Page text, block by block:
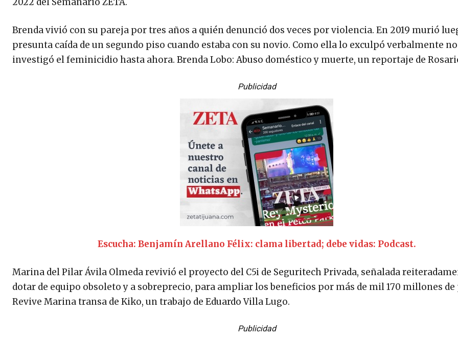
2022 del Semanario ZETA.
Brenda vivió con su pareja por tres años a quién denunció dos veces por violencia. En 2019 murió
presunta caída de un segundo piso cuando estaba con su novio. Como ella lo exculpó verbalmente
investigó el feminicidio hasta ahora. Brenda Lobo: Abuso doméstico y muerte, un reportaje de
Publicidad
Escucha: Benjamín Arellano Félix: clama libertad; debe vidas: Podcast.
Marina del Pilar Ávila Olmeda revivió el proyecto del C5i de Seguritech Privada, señalada
dotar de equipo obsoleto y a sobreprecio, para ampliar los beneficios por más de mil 170 millones de
Revive Marina transa de Kiko, un trabajo de Eduardo Villa Lugo.
Publicidad